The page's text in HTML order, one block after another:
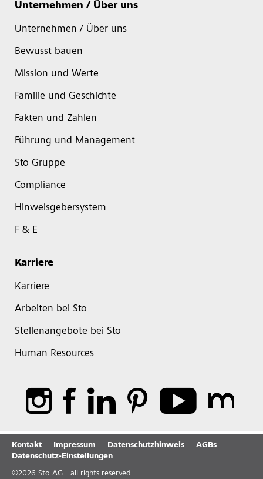
Unternehmen / Über uns
Unternehmen / Über uns
Bewusst bauen
Mission und Werte
Familie und Geschichte
Fakten und Zahlen
Führung und Management
Sto Gruppe
Compliance
Hinweisgebersystem
F & E
Karriere
Karriere
Arbeiten bei Sto
Stellenangebote bei Sto
Human Resources
Kontakt Impressum Datenschutzhinweis
AGBs
Datenschutz-Einstellungen
©2026 Sto AG - all rights reserved